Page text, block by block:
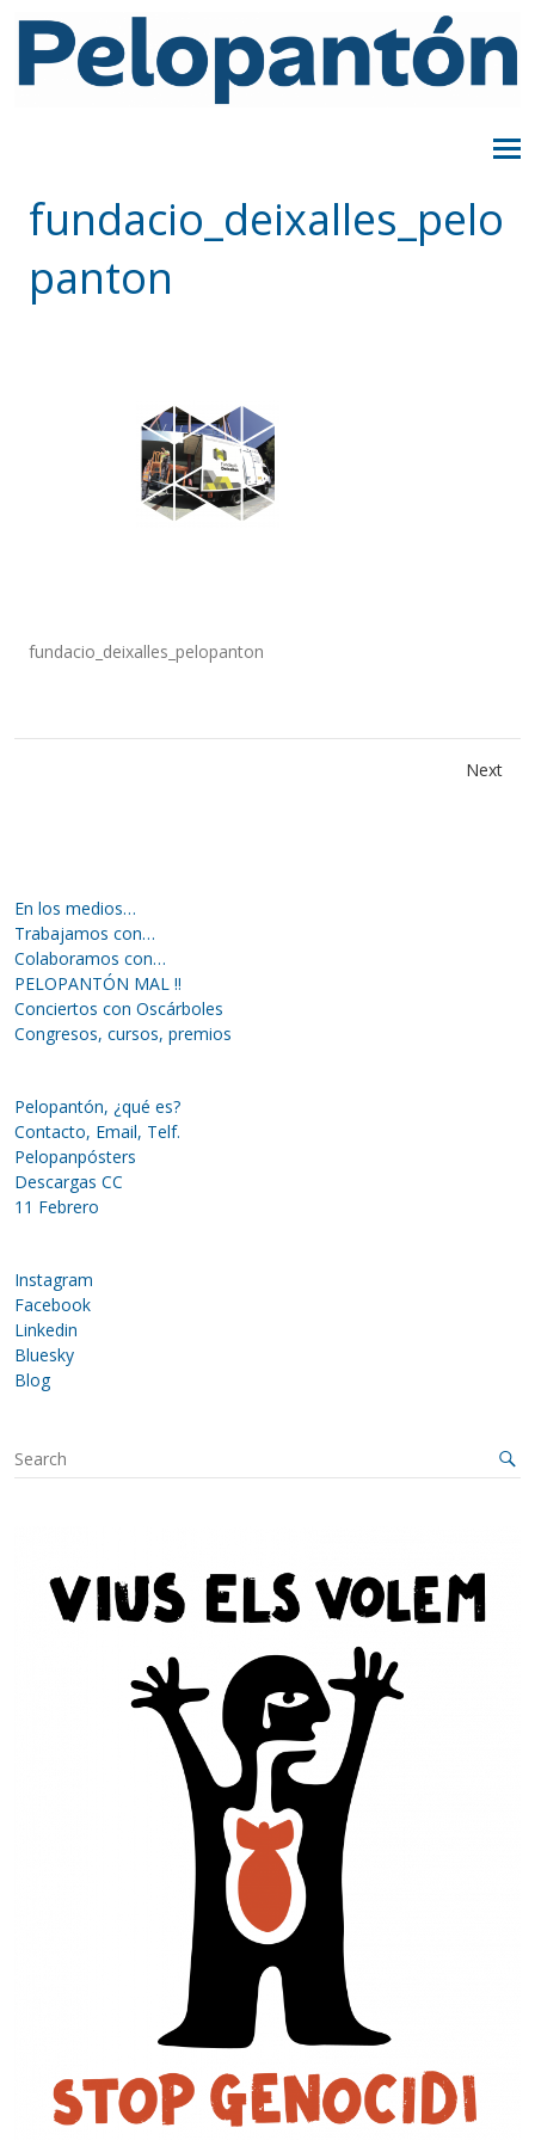
fundacio_deixalles_pelo
panton
fundacio_deixalles_pelopanton
Next
En los medios…
Trabajamos con…
Colaboramos con…
PELOPANTÓN MAL !!
Conciertos con Oscárboles
Congresos, cursos, premios
Pelopantón, ¿qué es?
Contacto, Email, Telf.
Pelopanpósters
Descargas CC
11 Febrero
Instagram
Facebook
Linkedin
Bluesky
Blog
S
e